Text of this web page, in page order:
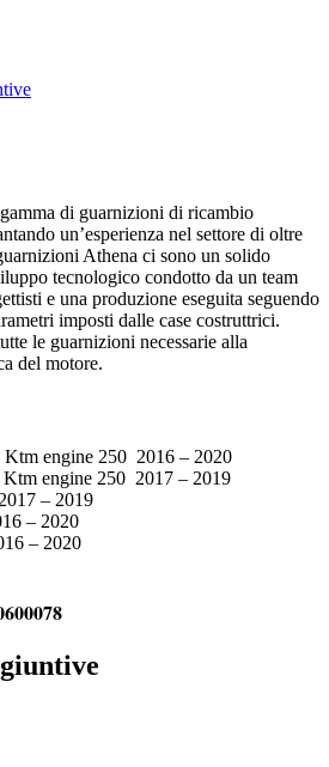
di guarnizioni di ricambio
un’esperienza nel settore di oltre
Athena ci sono un solido
tecnologico condotto da un team
e una produzione eseguita seguendo
imposti dalle case costruttrici.
le guarnizioni necessarie alla
del motore.
engine 250 2016 – 2020
engine 250 2017 – 2019
– 2019
– 2020
– 2020